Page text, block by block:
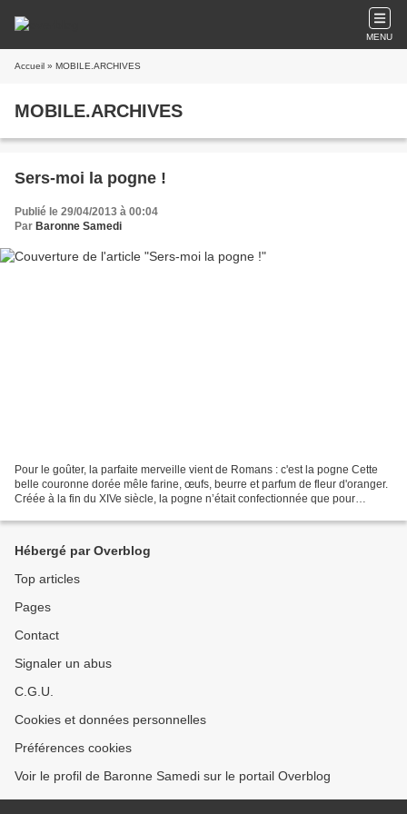
MENU
Accueil » MOBILE.ARCHIVES
MOBILE.ARCHIVES
Sers-moi la pogne !
Publié le 29/04/2013 à 00:04
Par Baronne Samedi
Pour le goûter, la parfaite merveille vient de Romans : c'est la pogne Cette
belle couronne dorée mêle farine, œufs, beurre et parfum de fleur d'oranger.
Créée à la fin du XIVe siècle, la pogne n’était confectionnée que pour
Hébergé par Overblog
Top articles
Pages
Contact
Signaler un abus
C.G.U.
Cookies et données personnelles
Préférences cookies
Voir le profil de Baronne Samedi sur le portail Overblog